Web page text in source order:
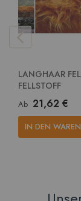
LANGHAAR
FELLSTOFF
Ab 21,62 €
IN DEN